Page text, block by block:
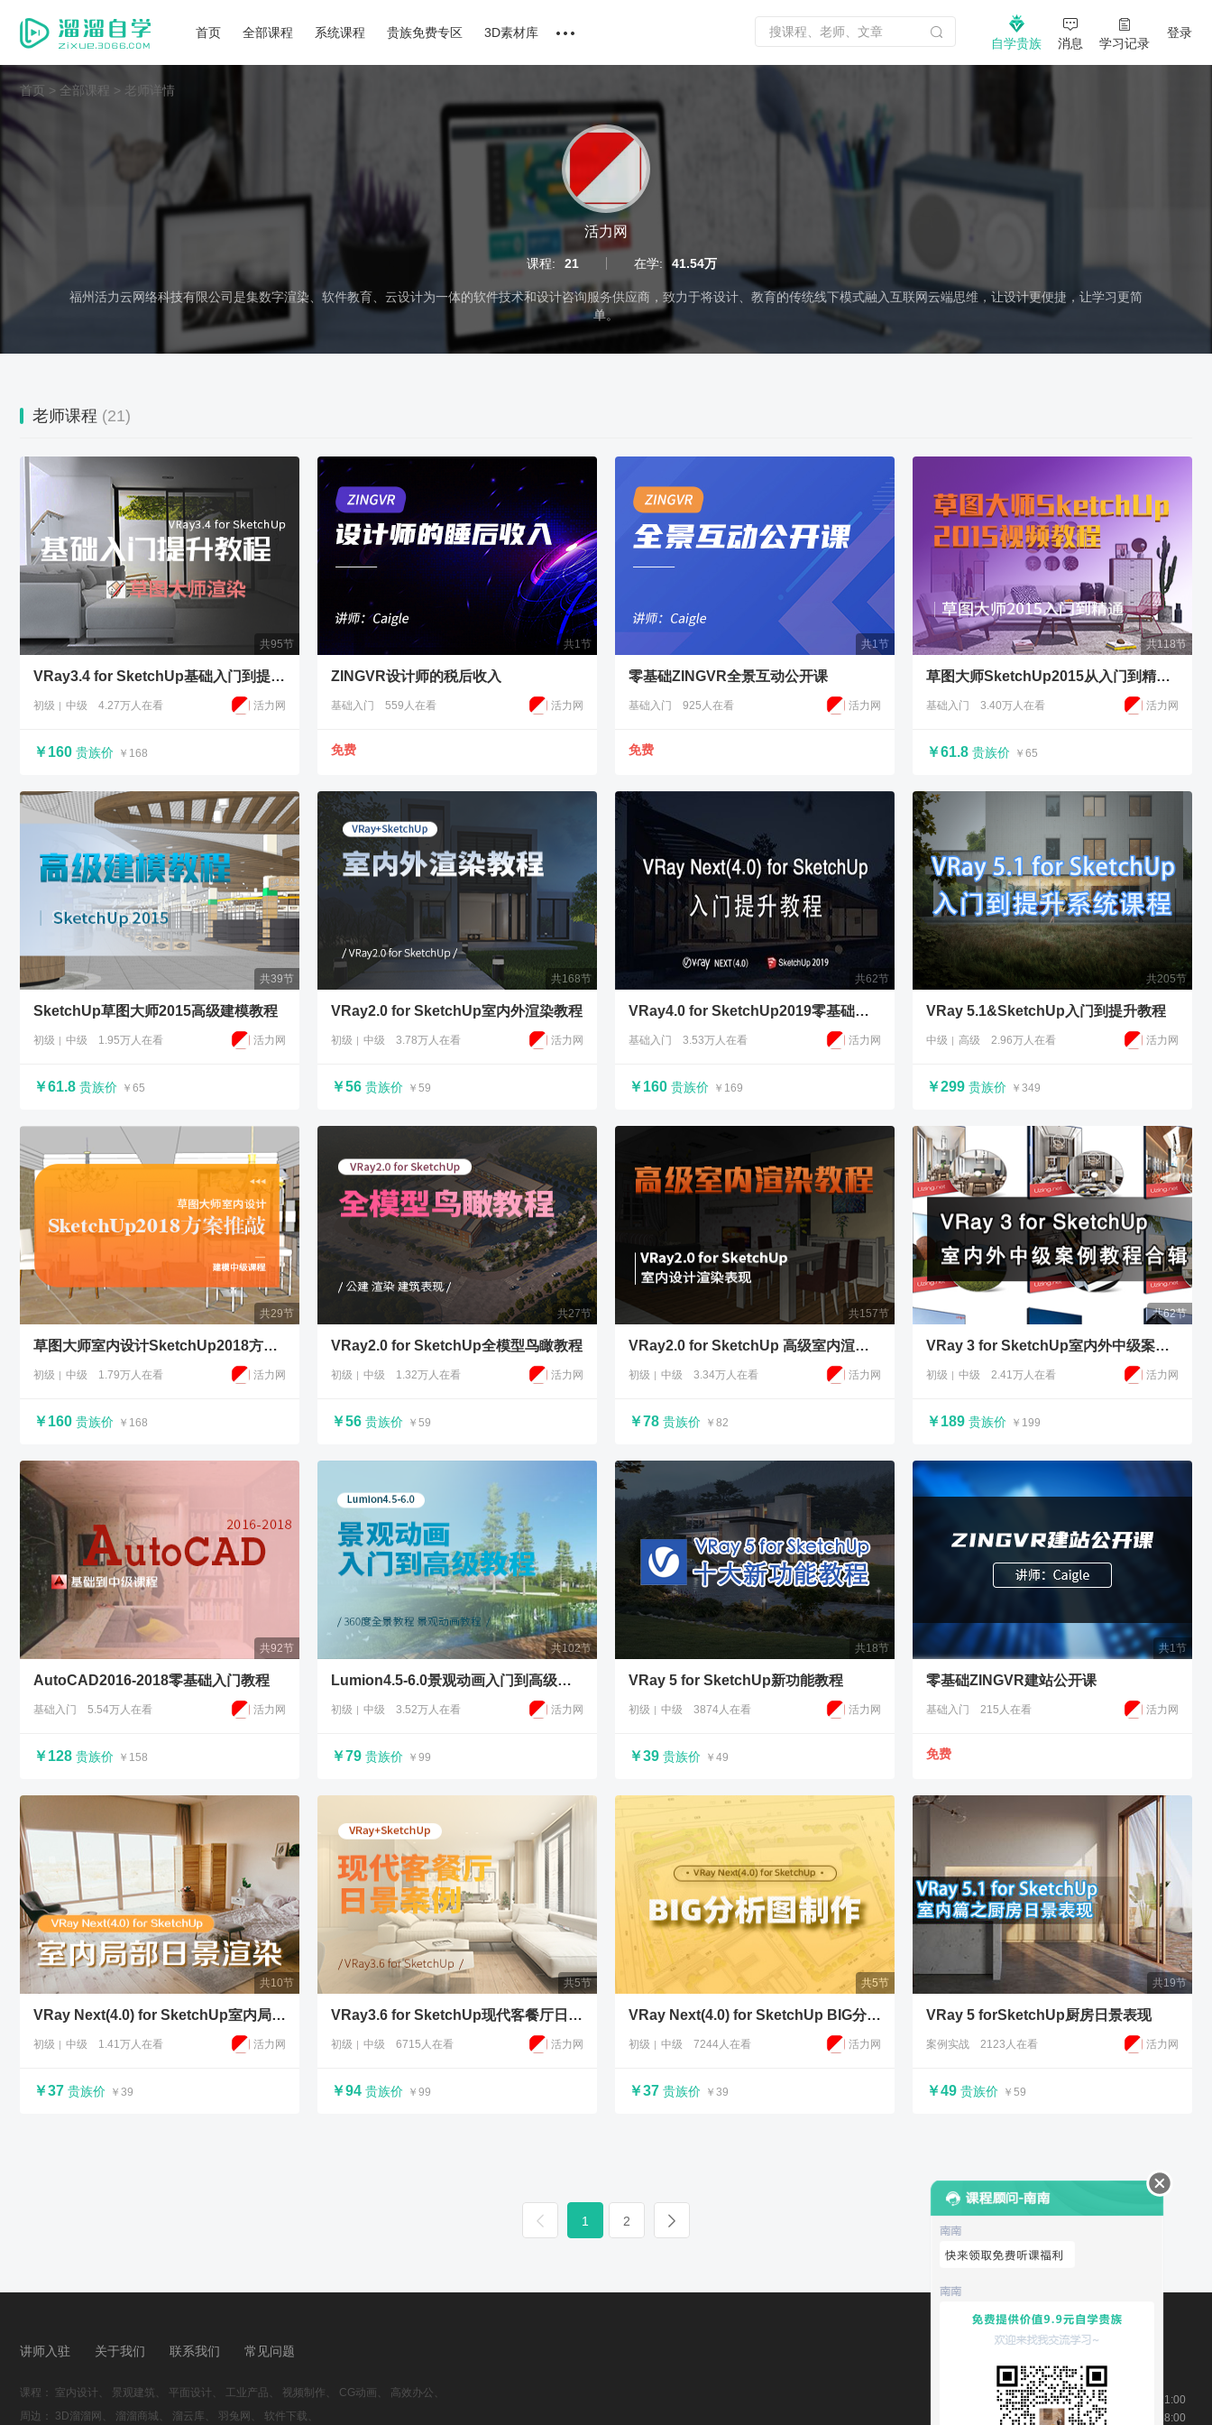
首页 全部课程 系统课程 贵族免费专区 3D素材库
课程文章
问答专区
软件下载
自学贵族 消息 学习记录
登录
首页 > 全部课程 > 老师详情
活力网
课程: 21 在学: 41.54万
福州活力云网络科技有限公司是集数字渲染、软件教育、云设计为一体的软件技术和设计咨询服务供应商，致力于将设计、教育的传统线下模式融入互联网云端思维，让设计更便捷，让学习更简
单。
老师课程 (21)
共95节
VRay3.4 for SketchUp基础入门到提升教程
初级 中级 4.27万人在看 活力网
￥160 贵族价 ￥168
共1节
ZINGVR设计师的税后收入
基础入门 559人在看 活力网
免费
共1节
零基础ZINGVR全景互动公开课
基础入门 925人在看 活力网
免费
共118节
草图大师SketchUp2015从入门到精通教程
基础入门 3.40万人在看 活力网
￥61.8 贵族价 ￥65
共39节
SketchUp草图大师2015高级建模教程
初级 中级 1.95万人在看 活力网
￥61.8 贵族价 ￥65
共168节
VRay2.0 for SketchUp室内外渲染教程
初级 中级 3.78万人在看 活力网
￥56 贵族价 ￥59
共62节
VRay4.0 for SketchUp2019零基础入门教程
基础入门 3.53万人在看 活力网
￥160 贵族价 ￥169
共205节
VRay 5.1&SketchUp入门到提升教程
中级 高级 2.96万人在看 活力网
￥299 贵族价 ￥349
共29节
草图大师室内设计SketchUp2018方案推敲 建模中级课程
初级 中级 1.79万人在看 活力网
￥160 贵族价 ￥168
共27节
VRay2.0 for SketchUp全模型鸟瞰教程
初级 中级 1.32万人在看 活力网
￥56 贵族价 ￥59
共157节
VRay2.0 for SketchUp 高级室内渲染教程
初级 中级 3.34万人在看 活力网
￥78 贵族价 ￥82
共62节
VRay 3 for SketchUp室内外中级案例教程合辑
初级 中级 2.41万人在看 活力网
￥189 贵族价 ￥199
共92节
AutoCAD2016-2018零基础入门教程
基础入门 5.54万人在看 活力网
￥128 贵族价 ￥158
共102节
Lumion4.5-6.0景观动画入门到高级教程教程
初级 中级 3.52万人在看 活力网
￥79 贵族价 ￥99
共18节
VRay 5 for SketchUp新功能教程
初级 中级 3874人在看 活力网
￥39 贵族价 ￥49
共1节
零基础ZINGVR建站公开课
基础入门 215人在看 活力网
免费
共10节
VRay Next(4.0) for SketchUp室内局部日景渲染教程
初级 中级 1.41万人在看 活力网
￥37 贵族价 ￥39
共5节
VRay3.6 for SketchUp现代客餐厅日景案例教程
初级 中级 6715人在看 活力网
￥94 贵族价 ￥99
共5节
VRay Next(4.0) for SketchUp BIG分析图制作教程
初级 中级 7244人在看 活力网
￥37 贵族价 ￥39
共19节
VRay 5 forSketchUp厨房日景表现
案例实战 2123人在看 活力网
￥49 贵族价 ￥59
 1 2 
讲师入驻 关于我们 联系我们 常见问题
课程： 室内设计、 景观建筑、 平面设计、 工业产品、 视频制作、 CG动画、
高效办公、
周边：
3D溜溜网、 溜溜商城、 溜云库、 羽兔网、 软件下载、
周一至周五：9:00-21:00
周末及节日：9:00-18:00